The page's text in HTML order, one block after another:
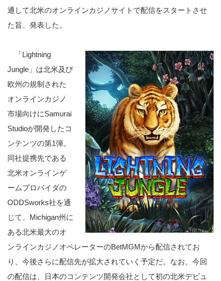
通して北米のオンラインカジノサイトで配信をスタートさせ
た旨、発表した。
「Lightning
Jungle」は北米及び
欧州の規制された
オンラインカジノ
市場向けにSamurai
Studioが開発したコ
ンテンツの第1弾。
同社提携先である
北米オンラインゲ
ームプロバイダの
ODDSworks社を通
じて、Michigan州に
ある北米最大のオ
ンラインカジノオペレーターのBetMGMから配信されてお
り、今後さらに配信先が拡大されていく予定だ。なお、今回
の配信は、日本のコンテンツ開発会社として初の北米デビュ